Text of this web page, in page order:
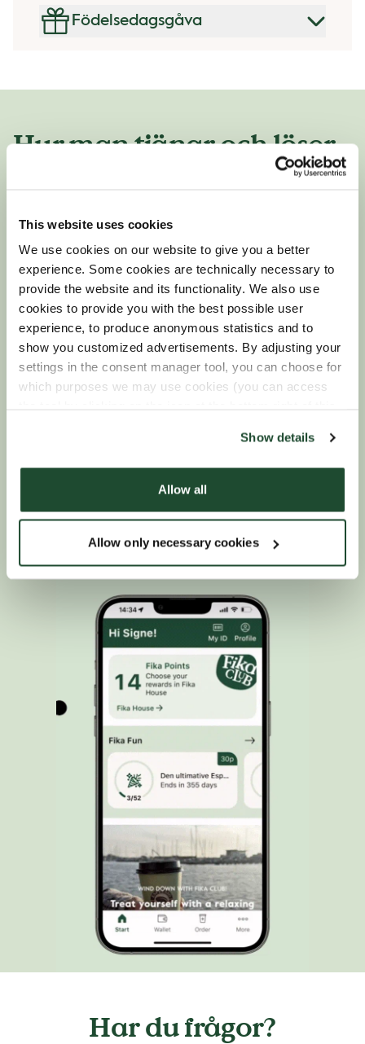
This website uses cookies
We use cookies on our website to give you a better
experience. Some cookies are technically necessary to
provide the website and its functionality. We also use
cookies to provide you with the best possible user
experience, to produce anonymous statistics and to
show you customized advertisements. By adjusting your
settings in the consent manager tool, you can choose for
which purposes we may use cookies (you can access
Show details
Allow all
Allow only necessary cookies
Födelsedagsgåva
Hur man tjänar och löser
Det finns 3 olika sätt att tjäna Fika Points:
Shoppa - För varje 50 kr som du spenderar vid
samma köptillfälle tjänar du 1 Fika Point.
Fyll på- För varje 300kr du fyller på med vår tjänst
i appen får du 6 Fika-poäng och 500kr påfyllning
ger dig 10 Fika-poäng.
Genomför Fika Fun- utmaningar - Du samlar Fika
våra Fika Fun-utmaningar i appen nu!
Focaccia, Fika eller en Frapino?
House och lösa in dem på närmaste Espresso
House! Följ stegen nedan.
Har du frågor?